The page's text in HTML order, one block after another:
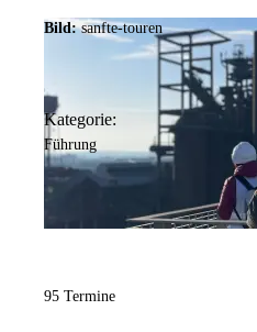
Bild: sanfte-touren
Kategorie:
Führung
95 Termine